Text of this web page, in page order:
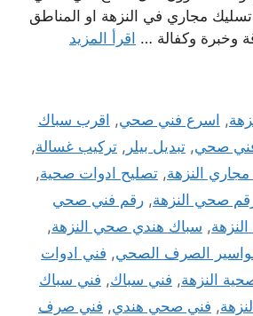
مجاري في النزهة او المناطق
وخبرة وكفالة … اقرأ المزيد
, اسرع فني صحي, اقرب سباك
صحي, تبديل بيلر , تركيب غسالة,
النزهة, تصليح ادوات صحية,
صحي النزهة, رقم فني صحي
, سباك هندي صحي النزهة,
الصرف الصحي, فني ادوات
النزهة, فني سباك, فني سباك
, فني صحي هندي, فني صرف